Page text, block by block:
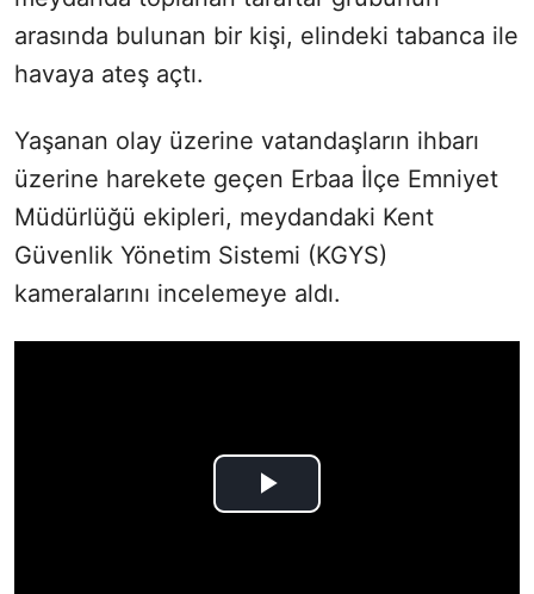
arasında bulunan bir kişi, elindeki tabanca ile
havaya ateş açtı.
Yaşanan olay üzerine vatandaşların ihbarı
üzerine harekete geçen Erbaa İlçe Emniyet
Müdürlüğü ekipleri, meydandaki Kent
Güvenlik Yönetim Sistemi (KGYS)
kameralarını incelemeye aldı.